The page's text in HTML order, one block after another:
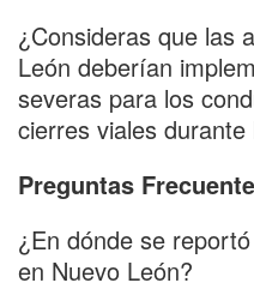
¿Consideras que las
León deberían
severas para los
cierres viales
Preguntas
¿En dónde se
en Nuevo León?